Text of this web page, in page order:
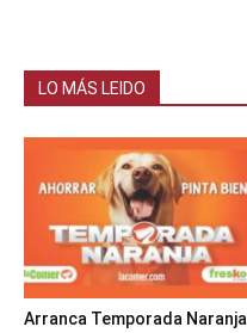
LO MÁS LEIDO
Arranca Temporada Naranja